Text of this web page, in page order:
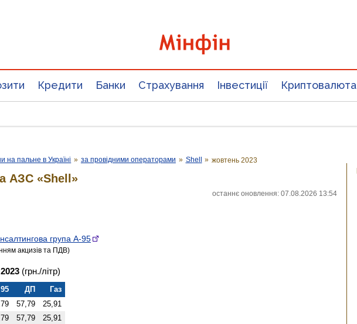
Кредити Банки Страхування Інвестиції Криптовалюта
на пальне в Україні » за провідними операторами » Shell » жовтень 2023
АЗС «Shell»
останнє оновлення: 07.08.2026 13:54
група А-95
акцизів та ПДВ)
(грн./літр)
ДП
Газ
57,79
25,91
57,79
25,91